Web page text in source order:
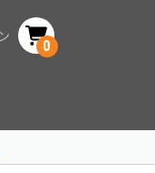
0